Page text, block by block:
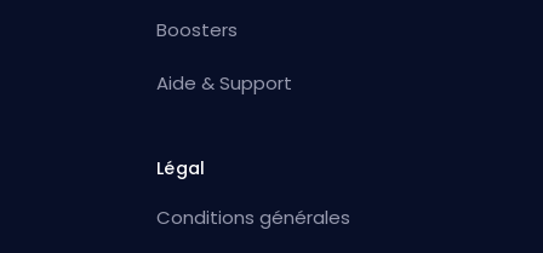
Boosters
Aide & Support
Légal
Conditions générales